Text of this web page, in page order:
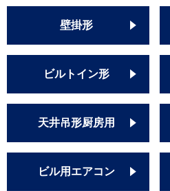
壁掛形
ビルトイン形
天井吊形厨房用
ビル用エアコン